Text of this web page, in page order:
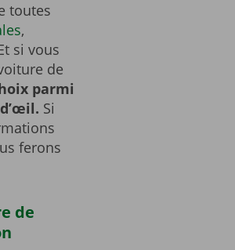
toutes
,
si vous
de
parmi
Si
ferons
de